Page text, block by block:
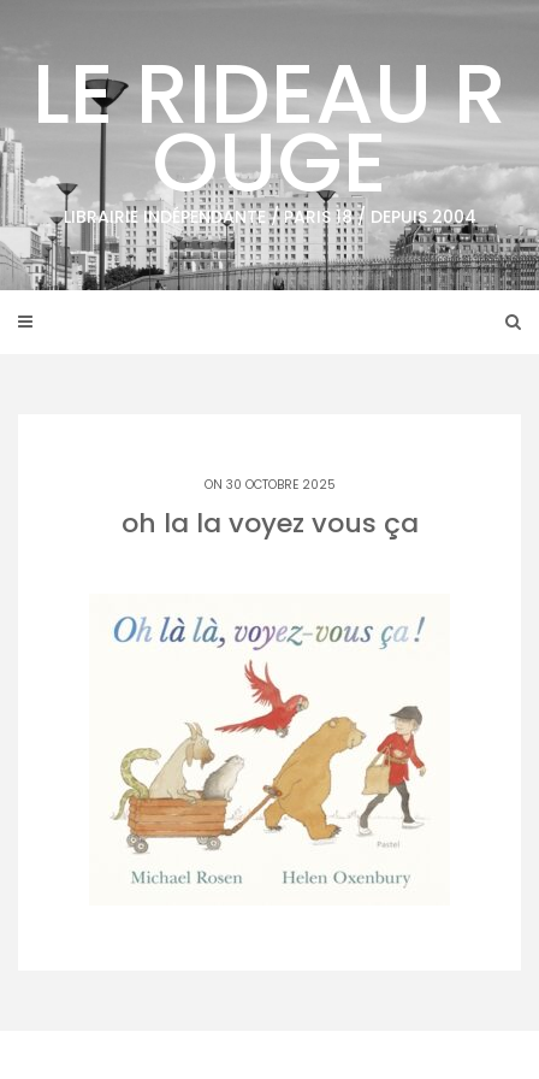
contentLE RIDEAU R
OUGE
LIBRAIRIE INDÉPENDANTE / PARIS 18 / DEPUIS 2004
ON 30 OCTOBRE 2025
oh la la voyez vous ça